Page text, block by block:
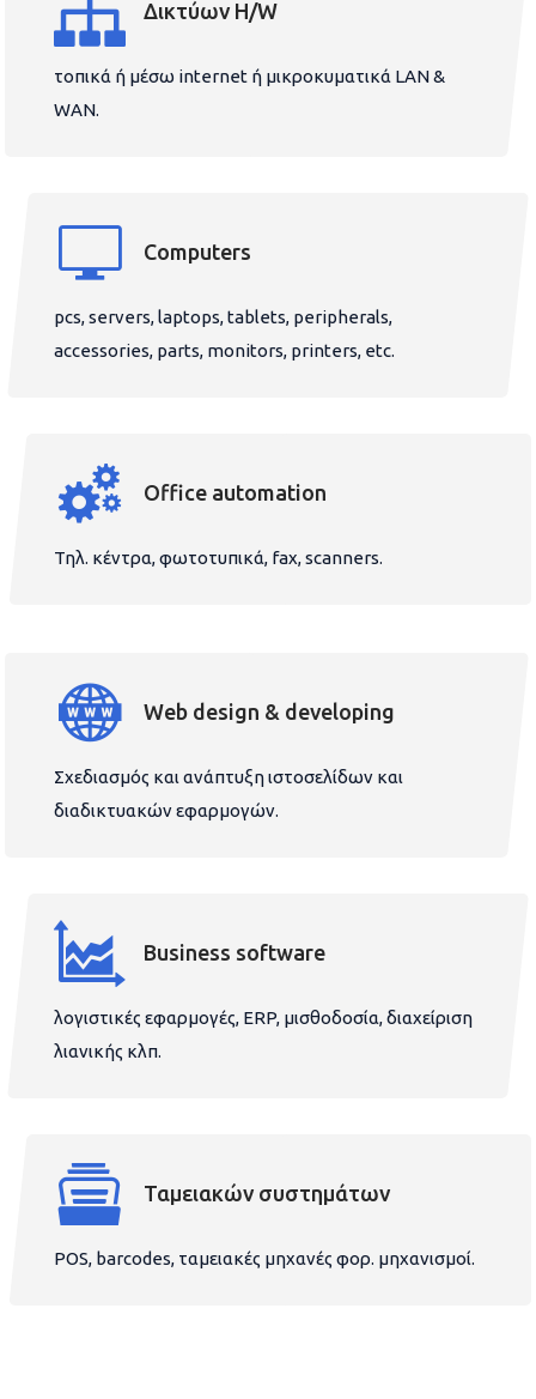
Δικτύων H/W
τοπικά ή μέσω internet ή μικροκυματικά LAN &
WAN.
Computers
pcs, servers, laptops, tablets, peripherals,
accessories, parts, monitors, printers, etc.
Office automation
Τηλ. κέντρα, φωτοτυπικά, fax, scanners.
Web design & developing
Σχεδιασμός και ανάπτυξη ιστοσελίδων και
διαδικτυακών εφαρμογών.
Business software
λογιστικές εφαρμογές, ERP, μισθοδοσία, διαχείριση
λιανικής κλπ.
Ταμειακών συστημάτων
POS, barcodes, ταμειακές μηχανές φορ. μηχανισμοί.